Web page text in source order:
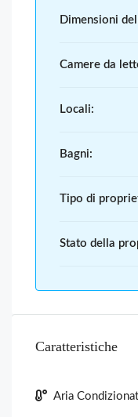
Dimensioni
Camere da
Locali:
Bagni:
Tipo di
Stato della
Caratteristiche
Aria